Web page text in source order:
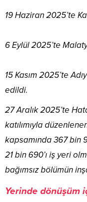
19 Haziran 2025’te
6 Eylül 2025’te
15 Kasım 2025’te
edildi.
27 Aralık 2025’te
katılımıyla
kapsamında 367 bin
21 bin 690’ı iş yeri
bağımsız bölümün
Yerinde dönüşüm